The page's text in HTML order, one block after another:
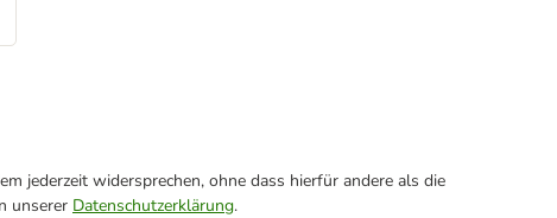
jederzeit widersprechen, ohne dass hierfür andere als die
unserer Datenschutzerklärung.